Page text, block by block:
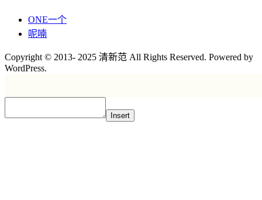
ONE一个
呢喃
Copyright © 2013- 2025 清新范 All Rights Reserved. Powered by
WordPress.
Insert